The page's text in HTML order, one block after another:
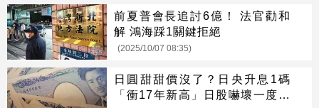
前夏普會長追討6億！ 法官勸和
解 鴻海踩1關鍵拒絕
(2025/10/07 08:35)
日圓甜甜價沒了？日央升息1碼
「衝17年新高」日股嚇壞一度翻